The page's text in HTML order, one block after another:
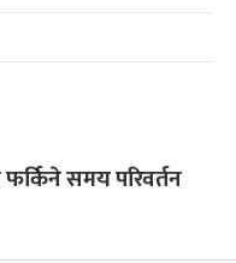
समय परिवर्तन